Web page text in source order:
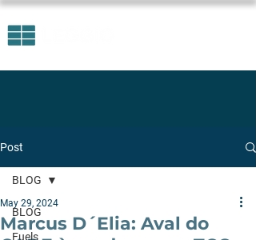
Post
BLOG
Fuels
BLOG
Marcus D´Elia: Aval do
May 29, 2024